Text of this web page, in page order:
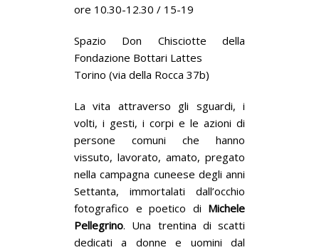
ore 10.30-12.30 / 15-19
Spazio Don Chisciotte della
Fondazione Bottari Lattes
Torino (via della Rocca 37b)
La vita attraverso gli sguardi, i
volti, i gesti, i corpi e le azioni di
persone comuni che hanno
vissuto, lavorato, amato, pregato
nella campagna cuneese degli anni
Settanta, immortalati dall’occhio
fotografico e poetico di Michele
Pellegrino. Una trentina di scatti
dedicati a donne e uomini dal